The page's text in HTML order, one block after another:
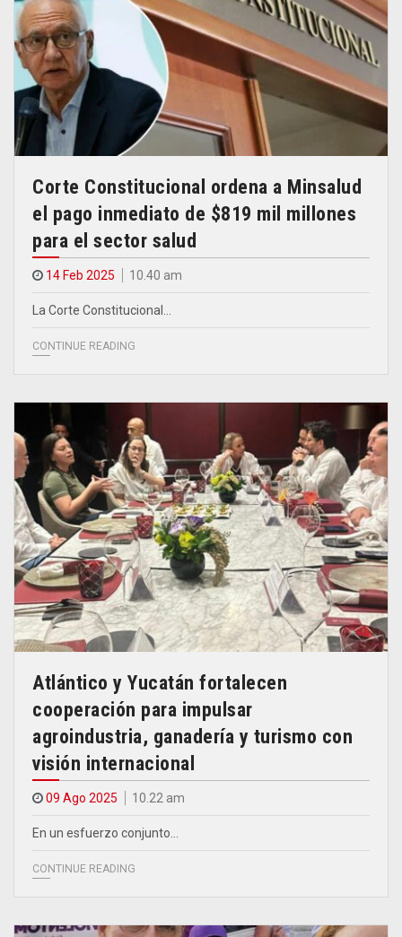
Corte Constitucional ordena a Minsalud
el pago inmediato de $819 mil millones
para el sector salud
14 Feb 2025 10.40 am
La Corte Constitucional…
CONTINUE READING
Atlántico y Yucatán fortalecen
cooperación para impulsar
agroindustria, ganadería y turismo con
visión internacional
09 Ago 2025 10.22 am
En un esfuerzo conjunto…
CONTINUE READING